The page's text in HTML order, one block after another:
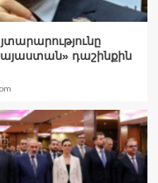
դաշինքին